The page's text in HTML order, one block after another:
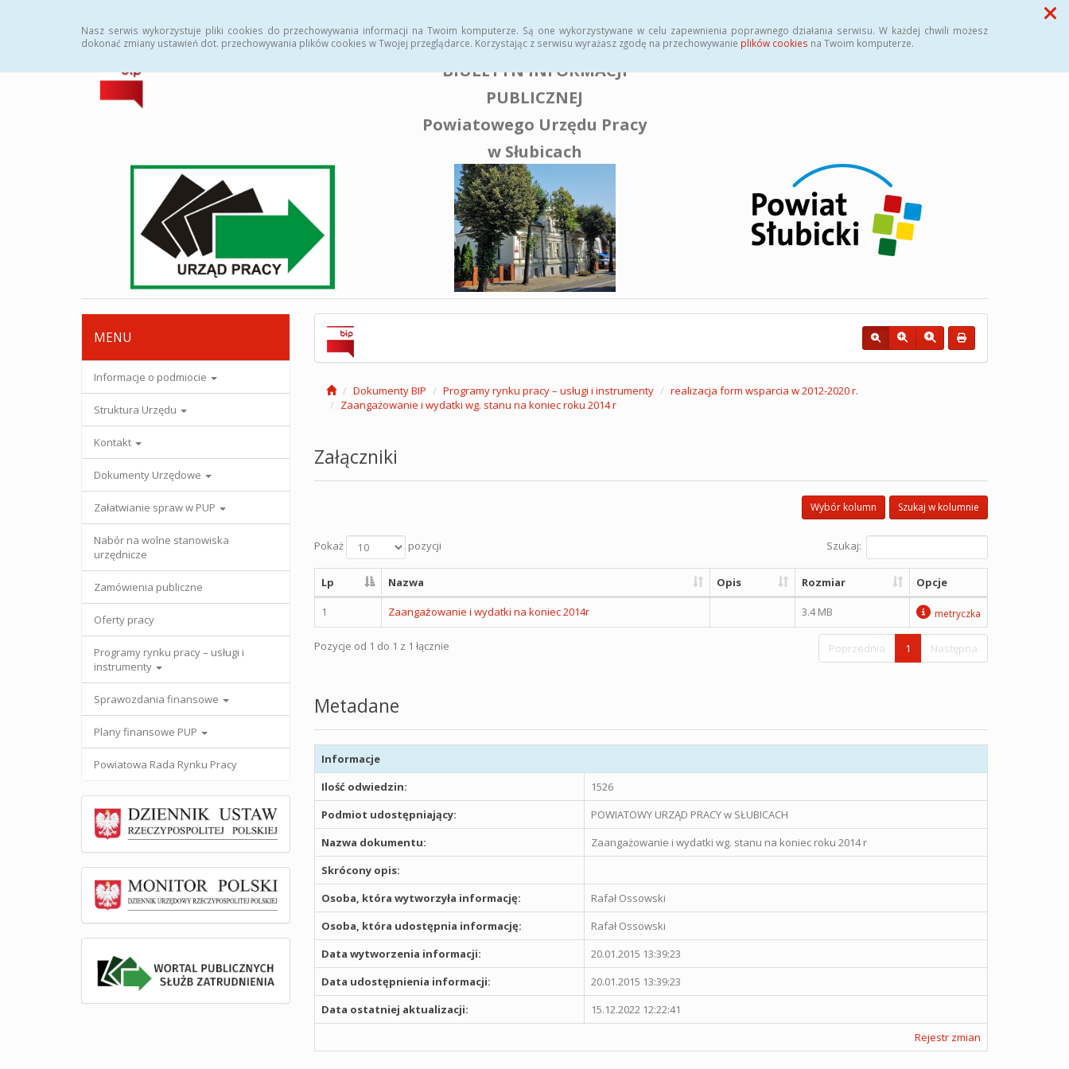
Nasz serwis wykorzystuje pliki cookies do przechowywania informacji na Twoim komputerze. Są one wykorzystywane w celu zapewnienia poprawnego działania serwisu. W każdej chwili możesz
dokonać zmiany ustawień dot. przechowywania plików cookies w Twojej przeglądarce. Korzystając z serwisu wyrażasz zgodę na przechowywanie plików cookies na Twoim komputerze.
Przycisk wyszukaj duży
BIULETYN INFORMACJI
PUBLICZNEJ
Powiatowego Urzędu Pracy
w Słubicach
MENU
Informacje o podmiocie
Struktura Urzędu
Kontakt
Dokumenty Urzędowe
Załatwianie spraw w PUP
Nabór na wolne stanowiska
urzędnicze
Zamówienia publiczne
Oferty pracy
Programy rynku pracy – usługi i
instrumenty
Sprawozdania finansowe
Plany finansowe PUP
Powiatowa Rada Rynku Pracy
Dokumenty BIP Programy rynku pracy – usługi i instrumenty
realizacja form wsparcia w 2012-2020 r.
Zaangażowanie i wydatki wg. stanu na koniec roku 2014 r
Załączniki
Szukaj w kolumnie
Wybór kolumn
Pokaż pozycji Szukaj:
Lp Nazwa Opis Rozmiar Opcje
1 Zaangażowanie i wydatki na koniec 2014r 3.4 MB metryczka
Pozycje od 1 do 1 z 1 łącznie Poprzednia 1 Następna
Metadane
Informacje
Ilość odwiedzin:
1526
Podmiot udostępniający:
POWIATOWY URZĄD PRACY w SŁUBICACH
Nazwa dokumentu:
Zaangażowanie i wydatki wg. stanu na koniec roku 2014 r
Skrócony opis:
Osoba, która wytworzyła informację:
Rafał Ossowski
Osoba, która udostępnia informację:
Rafał Ossowski
Data wytworzenia informacji:
20.01.2015 13:39:23
Data udostępnienia informacji:
20.01.2015 13:39:23
Data ostatniej aktualizacji:
15.12.2022 12:22:41
Rejestr zmian